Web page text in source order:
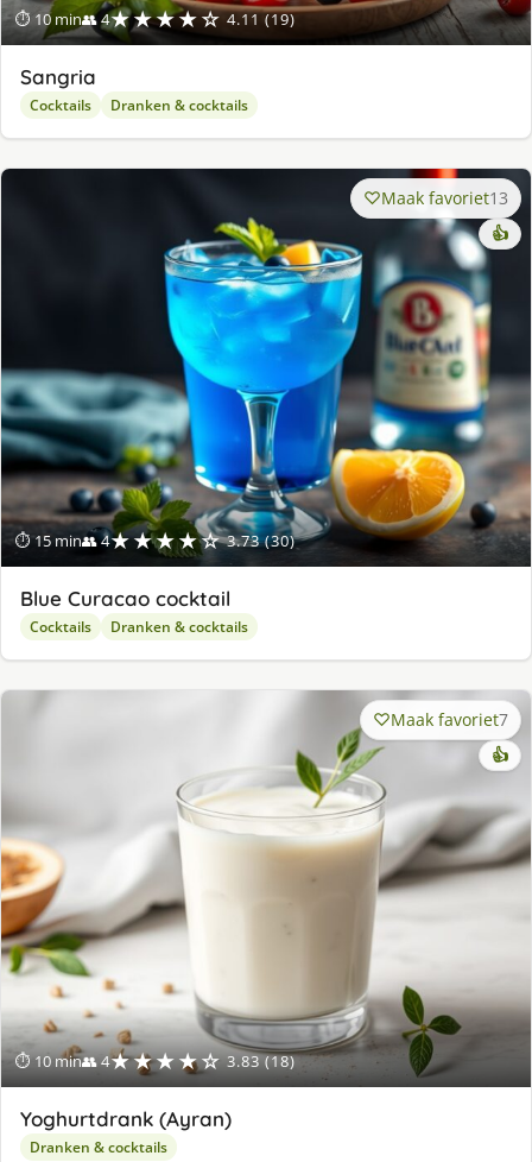
⏱ 10 min👥 4★★★★☆ 4.11 (19)
Sangria
Cocktails Dranken & cocktails
⏱ 15 min👥 4★★★★☆ 3.73 (30)
Maak favoriet13
👍
Blue Curacao cocktail
Cocktails Dranken & cocktails
⏱ 10 min👥 4★★★★☆ 3.83 (18)
Maak favoriet7
👍
Yoghurtdrank (Ayran)
Dranken & cocktails